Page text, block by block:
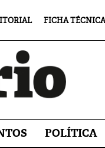
FICHA TÉCNICA
POLÍTICA